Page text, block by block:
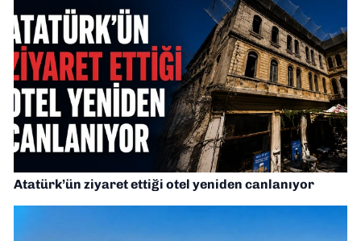
Atatürk’ün ziyaret ettiği otel yeniden canlanıyor